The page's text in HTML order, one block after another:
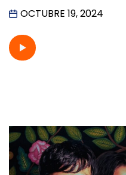
OCTUBRE 19, 2024